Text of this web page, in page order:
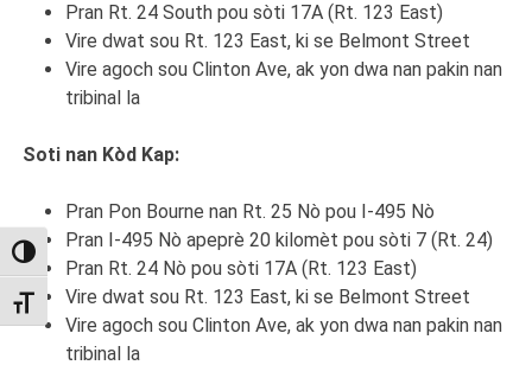
TOGGLE HIGH CONTRAST
TOGGLE FONT SIZE
Pran Rt. 24 South pou sòti 17A (Rt. 123 East)
Vire dwat sou Rt. 123 East, ki se Belmont Street
Vire agoch sou Clinton Ave, ak yon dwa nan pakin nan
tribinal la
Soti nan Kòd Kap:
Pran Pon Bourne nan Rt. 25 Nò pou I-495 Nò
Pran I-495 Nò apeprè 20 kilomèt pou sòti 7 (Rt. 24)
Pran Rt. 24 Nò pou sòti 17A (Rt. 123 East)
Vire dwat sou Rt. 123 East, ki se Belmont Street
Vire agoch sou Clinton Ave, ak yon dwa nan pakin nan
tribinal la